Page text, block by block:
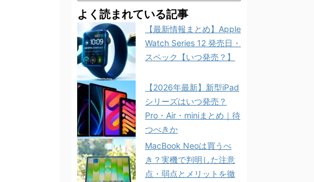
よく読まれている記事
【最新情報まとめ】Apple
Watch Series 12 発売日・
スペック【いつ発売？】
【2026年最新】新型iPad
シリーズはいつ発売？
Pro・Air・miniまとめ｜待
つべきか
MacBook Neoは買うべ
き？実機で判明した注意
点・弱点とメリットを徹